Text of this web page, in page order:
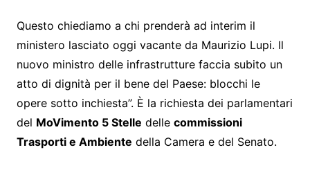
Questo chiediamo a chi prenderà ad interim il
ministero lasciato oggi vacante da Maurizio Lupi. Il
nuovo ministro delle infrastrutture faccia subito un
atto di dignità per il bene del Paese: blocchi le
opere sotto inchiesta”. È la richiesta dei parlamentari
del MoVimento 5 Stelle delle commissioni
Trasporti e Ambiente della Camera e del Senato.